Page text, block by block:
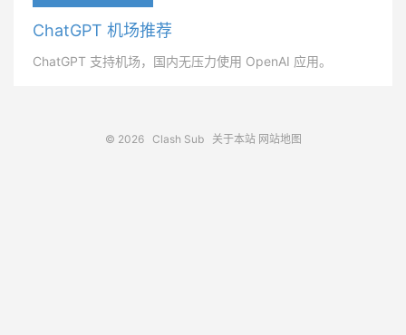
ChatGPT 机场推荐
ChatGPT 支持机场，国内无压力使用 OpenAI 应用。
© 2026 Clash Sub 关于本站 网站地图